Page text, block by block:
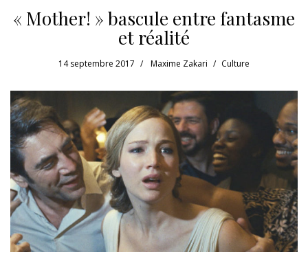
« Mother! » bascule entre fantasme
et réalité
14 septembre 2017 Maxime Zakari Culture